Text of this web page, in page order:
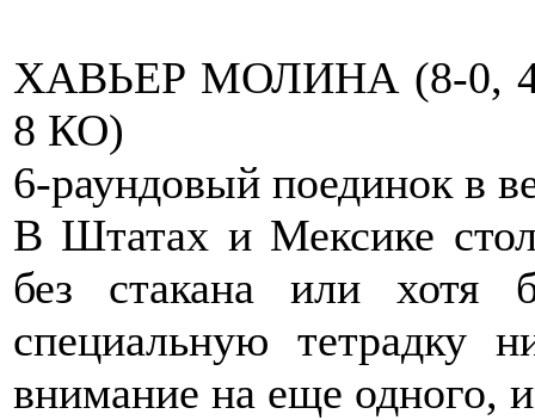
ХАВЬЕР МОЛИНА (8-0,
8 КО)
6-раундовый поединок в
В Штатах и Мексике
без стакана или хотя
специальную тетрадку
внимание на еще одного,